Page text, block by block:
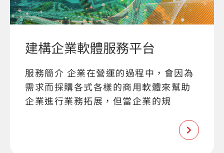
建構企業軟體服務平台
服務簡介 企業在營運的過程中，會因為
需求而採購各式各樣的商用軟體來幫助
企業進行業務拓展，但當企業的規